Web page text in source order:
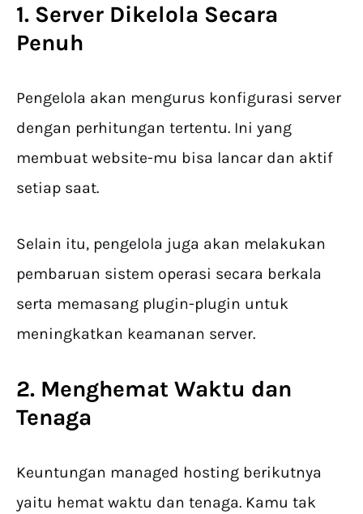
1. Server Dikelola Secara
Penuh
Pengelola akan mengurus konfigurasi server
dengan perhitungan tertentu. Ini yang
membuat website-mu bisa lancar dan aktif
setiap saat.
Selain itu, pengelola juga akan melakukan
pembaruan sistem operasi secara berkala
serta memasang plugin-plugin untuk
meningkatkan keamanan server.
2. Menghemat Waktu dan
Tenaga
Keuntungan managed hosting berikutnya
yaitu hemat waktu dan tenaga. Kamu tak